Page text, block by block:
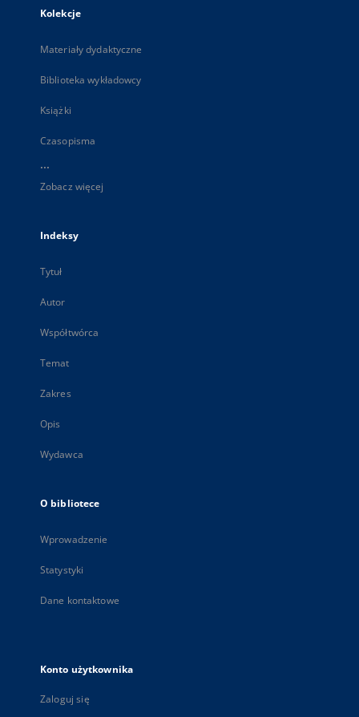
Kolekcje
Materiały dydaktyczne
Biblioteka wykładowcy
Książki
Czasopisma
...
Zobacz więcej
Indeksy
Tytuł
Autor
Współtwórca
Temat
Zakres
Opis
Wydawca
O bibliotece
Wprowadzenie
Statystyki
Dane kontaktowe
Konto użytkownika
Zaloguj się